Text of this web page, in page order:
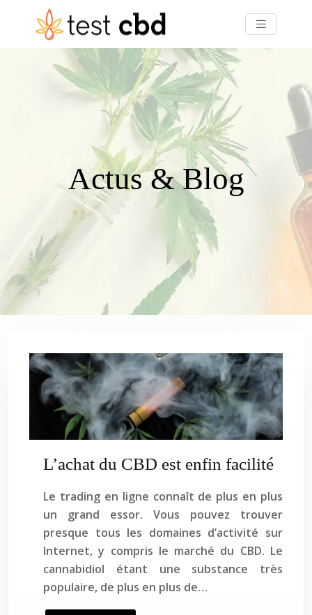
Actus & Blog
L’achat du CBD est enfin facilité
Le trading en ligne connaît de plus en plus
un grand essor. Vous pouvez trouver
presque tous les domaines d’activité sur
Internet, y compris le marché du CBD. Le
cannabidiol étant une substance très
populaire, de plus en plus de…